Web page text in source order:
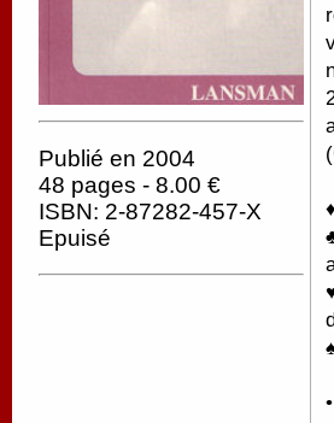
Publié en 2004
48 pages - 8.00 €
ISBN: 2-87282-457-X
Epuisé